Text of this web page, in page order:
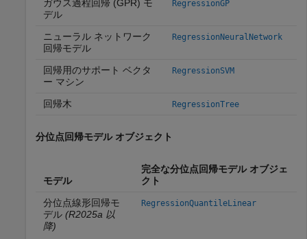
ガウス過程回帰 (GPR) モ
デル
RegressionGP
ニューラル ネットワーク
回帰モデル
RegressionNeuralNetwork
回帰用のサポート ベクタ
ー マシン
RegressionSVM
回帰木 RegressionTree
分位点回帰モデル オブジェクト
モデル
完全な分位点回帰モデル オブジェ
クト
分位点線形回帰モ
デル(R2025a 以
降)
RegressionQuantileLinear